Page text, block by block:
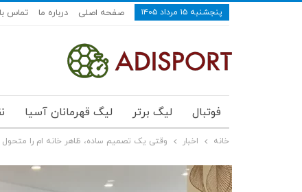
پنجشنبه ۱۵ مرداد ۱۴۰۵ صفحه اصلی درباره ما تماس
فوتبال لیگ برتر لیگ قهرمانان آسیا
خانه اخبار وقتی یک تصمیم ساده، ظاهر خانه ‌ام را متحول